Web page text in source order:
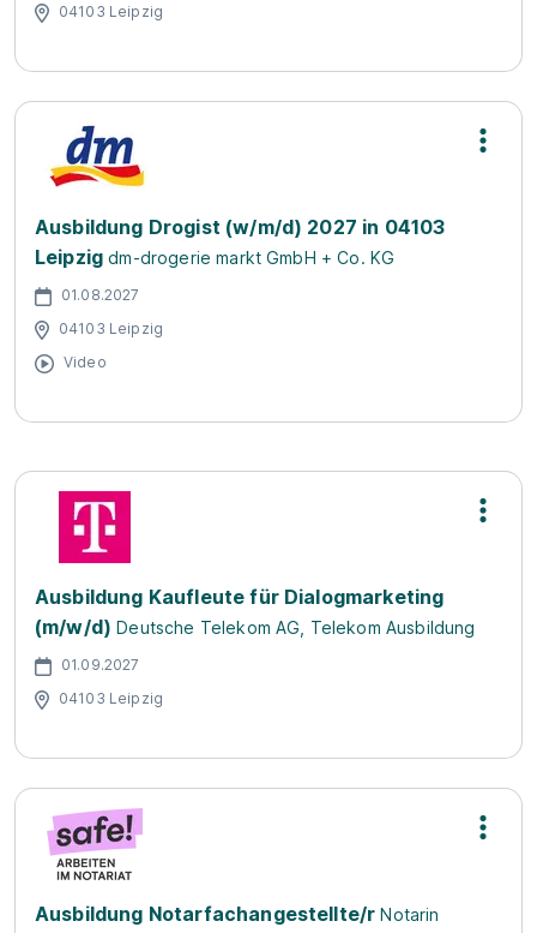
04103 Leipzig
Ausbildung Drogist (w/m/d) 2027 in 04103
Leipzig dm-drogerie markt GmbH + Co. KG
01.08.2027
04103 Leipzig
Video
Ausbildung Kaufleute für Dialogmarketing
(m/w/d) Deutsche Telekom AG, Telekom Ausbildung
01.09.2027
04103 Leipzig
Ausbildung Notarfachangestellte/r Notarin